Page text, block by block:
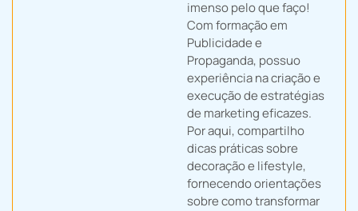
imenso pelo que faço!
Com formação em
Publicidade e
Propaganda, possuo
experiência na criação e
execução de estratégias
de marketing eficazes.
Por aqui, compartilho
dicas práticas sobre
decoração e lifestyle,
fornecendo orientações
sobre como transformar